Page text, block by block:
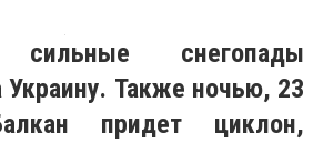
снегопады
Украину. Также ночью, 23
придет циклон,